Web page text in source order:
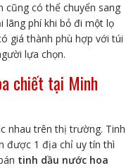
có thể chuyển sang
lãng phí khi bỏ đi một lọ
giá thành phù hợp với túi
lựa chọn.
chiết tại Minh
nhau trên thị trường. Tinh
được 1 địa chỉ uy tín thì
tinh dầu nước hoa